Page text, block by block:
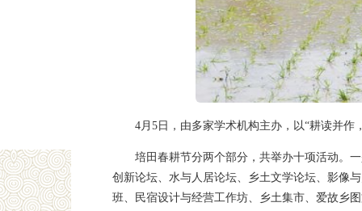
4月5日，由多家学术机构主办，以“耕读并
培田春耕节分两个部分，共举办十项活动。
创新论坛、水与人居论坛、乡土文学论坛、影像
班、民宿设计与经营工作坊、乡土集市、爱故乡